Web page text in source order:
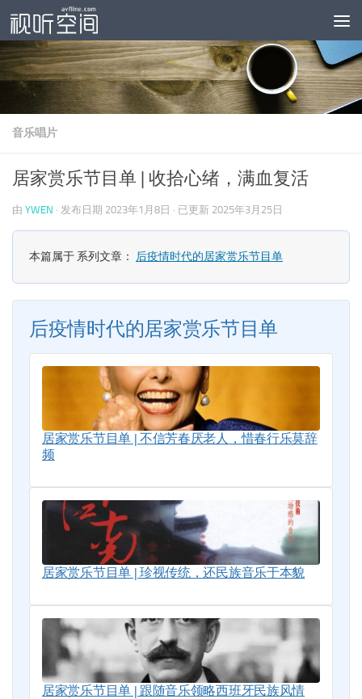
跳至内容
音乐唱片
居家赏乐节目单 | 收拾心绪，满血复活
由 YWEN · 发布日期 2023年1月8日 · 已更新 2025年3月25日
本篇属于 系列文章： 后疫情时代的居家赏乐节目单
后疫情时代的居家赏乐节目单
居家赏乐节目单 | 不信芳春厌老人，惜春行乐莫辞
频
居家赏乐节目单 | 珍视传统，还民族音乐于本貌
居家赏乐节目单 | 跟随音乐领略西班牙民族风情